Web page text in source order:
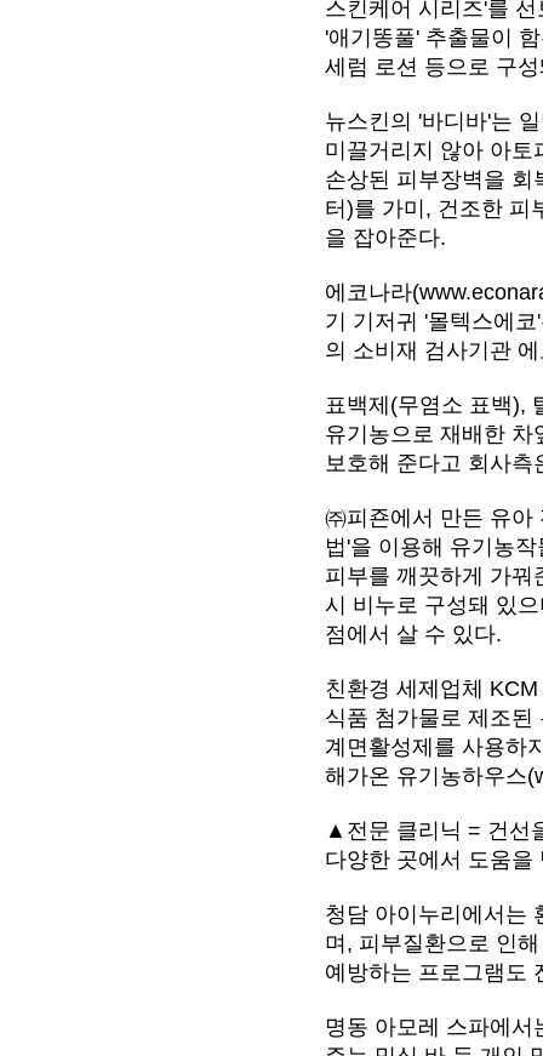
스킨케어 시리즈'를
'애기똥풀' 추출물이
세럼 로션 등으로 구
뉴스킨의 '바디바'는
미끌거리지 않아 아토
손상된 피부장벽을 회
터)를 가미, 건조한 피
을 잡아준다.
에코나라
기 기저귀 '몰텍스에
의 소비재 검사기관
표백제(무염소 표백),
유기농으로 재배한 차
보호해 준다고 회사
㈜피죤에서 만든 유아
법'을 이용해 유기농
피부를 깨끗하게 가꿔
시 비누로 구성돼 있
점에서 살 수 있다.
친환경 세제업체
식품 첨가물로 제조된
계면활성제를 사용하
해가온 유기농하우스
▲전문 클리닉 = 건선
다양한 곳에서 도움을
청담 아이누리에서는
며, 피부질환으로 인
예방하는 프로그램도
명동 아모레 스파에